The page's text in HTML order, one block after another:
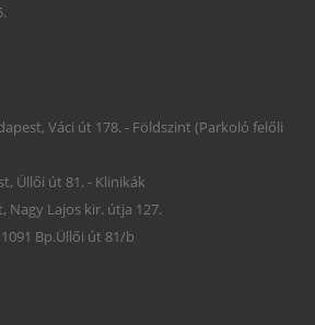
Váci út 178. - Földszint (Parkoló felőli
Üllői út 81. - Klinikák
Nagy Lajos kir. útja 127.
1091 Bp.Üllői út 81/b